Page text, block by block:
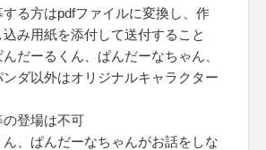
る方はpdfファイルに変換し、作
み用紙を添付して送付すること
だーるくん、ぱんだーなちゃん、
ダ以外はオリジナルキャラクター
登場は不可
、ぱんだーなちゃんがお話をしな